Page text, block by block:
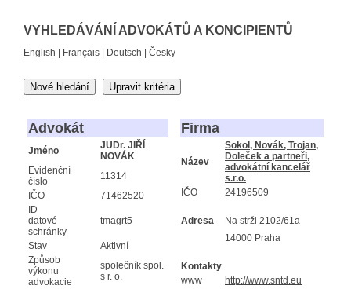
VYHLEDÁVÁNÍ ADVOKÁTŮ A KONCIPIENTŮ
English Français Deutsch Česky
Nové hledání Upravit kritéria
Advokát
Jméno
JUDr. JIŘÍ
NOVÁK
Evidenční
číslo
11314
IČO
71462520
ID
datové
schránky
tmagrt5
Stav
Aktivní
Způsob
výkonu
advokacie
společník spol.
s r. o.
Firma
Název
Sokol, Novák, Trojan,
Doleček a partneři,
advokátní kancelář
s.r.o.
IČO
24196509
Adresa
Na strži 2102/61a
14000 Praha
Kontakty
www
http://www.sntd.eu